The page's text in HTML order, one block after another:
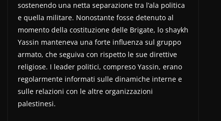
sostenendo una netta separazione tra l’ala politica
e quella militare. Nonostante fosse detenuto al
momento della costituzione delle Brigate, lo shaykh
Yassin manteneva una forte influenza sul gruppo
armato, che seguiva con rispetto le sue direttive
religiose. I leader politici, compreso Yassin, erano
regolarmente informati sulle dinamiche interne e
sulle relazioni con le altre organizzazioni
palestinesi.